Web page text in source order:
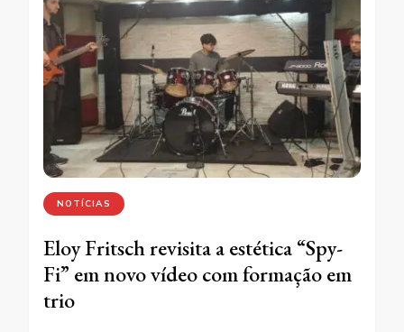
NOTÍCIAS
Eloy Fritsch revisita a estética “Spy-
Fi” em novo vídeo com formação em
trio